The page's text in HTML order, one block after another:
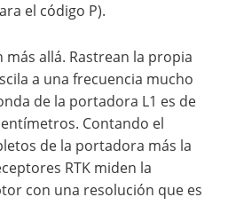
el código P).
más allá. Rastrean la propia
a una frecuencia mucho
de la portadora L1 es de
Contando el
de la portadora más la
RTK miden la
con una resolución que es